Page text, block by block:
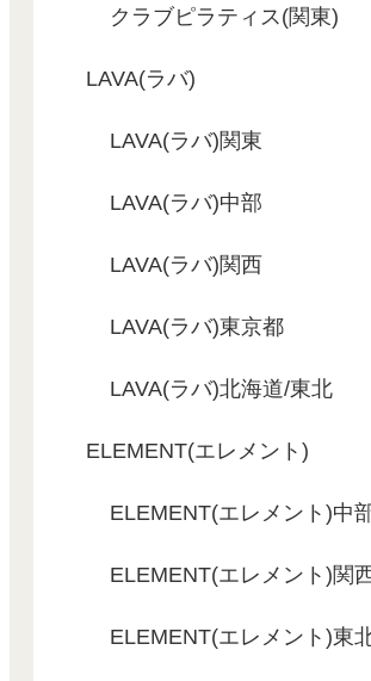
クラブピラティス(関東)
LAVA(ラバ)
LAVA(ラバ)関東
LAVA(ラバ)中部
LAVA(ラバ)関西
LAVA(ラバ)東京都
LAVA(ラバ)北海道/東北
ELEMENT(エレメント)
ELEMENT(エレメント)中
ELEMENT(エレメント)関
ELEMENT(エレメント)東